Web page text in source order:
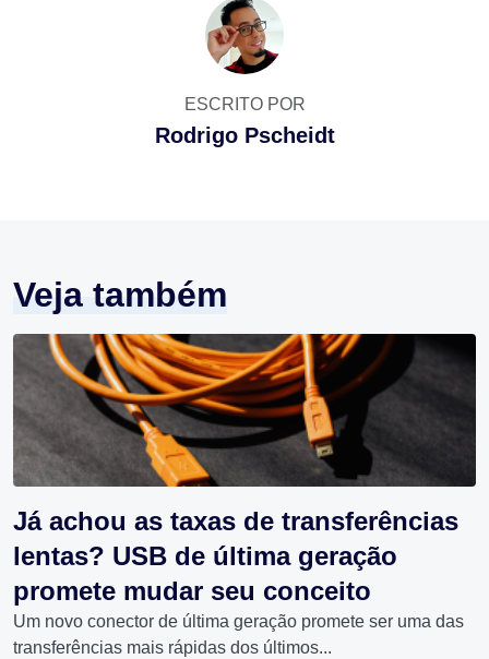
ESCRITO POR
Rodrigo Pscheidt
Veja também
Já achou as taxas de transferências
lentas? USB de última geração
promete mudar seu conceito
Um novo conector de última geração promete ser uma das
transferências mais rápidas dos últimos...